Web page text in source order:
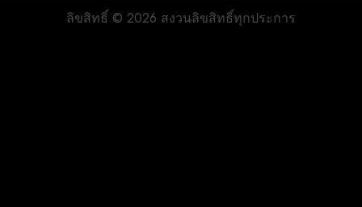
ลิขสิทธิ์ © 2026 สงวนลิขสิทธิ์ทุกประการ